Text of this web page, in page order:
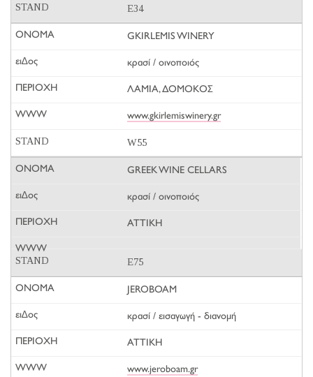
E34
GKIRLEMIS WINERY
κρασί / οινοποιός
ΛΑΜΙΑ, ΔΟΜΟΚΟΣ
www.gkirlemiswinery.gr
W55
GREEK WINE CELLARS
κρασί / οινοποιός
ΑΤΤΙΚΗ
E75
JEROBOAM
κρασί / εισαγωγή - διανομή
ΑΤΤΙΚΗ
www.jeroboam.gr